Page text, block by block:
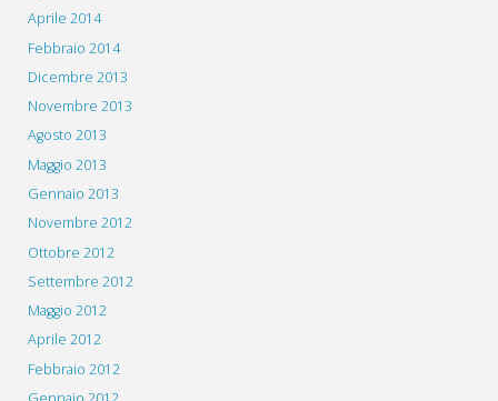
Aprile 2014
Febbraio 2014
Dicembre 2013
Novembre 2013
Agosto 2013
Maggio 2013
Gennaio 2013
Novembre 2012
Ottobre 2012
Settembre 2012
Maggio 2012
Aprile 2012
Febbraio 2012